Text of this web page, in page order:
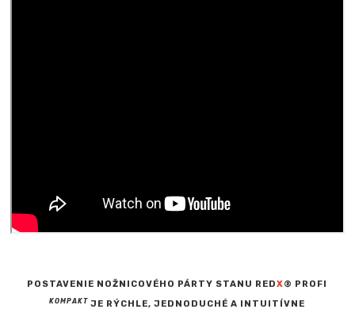
POSTAVENIE NOŽNICOVÉHO PÁRTY STANU REDX® PROFI
KOMPAKT JE RÝCHLE, JEDNODUCHÉ A INTUITÍVNE